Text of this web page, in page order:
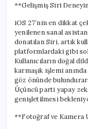
**Gelişmiş Siri
iOS 27’nin en dikkat
yenilenen sanal
donatılan Siri, artık
platformlardaki gibi
Kullanıcıların doğal
karmaşık işlemi
göz önünde
Üçüncü parti yapay
genişletilmesi
**Fotoğraf ve Kamera